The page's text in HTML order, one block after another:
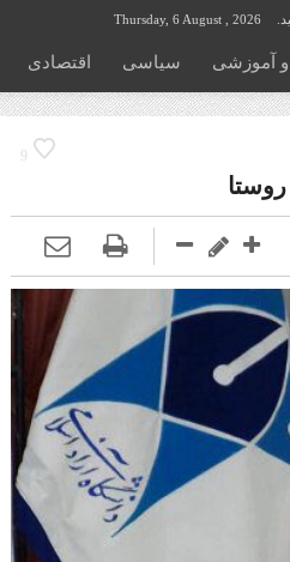
Thursday, 6 August , 2026
آموزشی سیاسی اقتصادی
9